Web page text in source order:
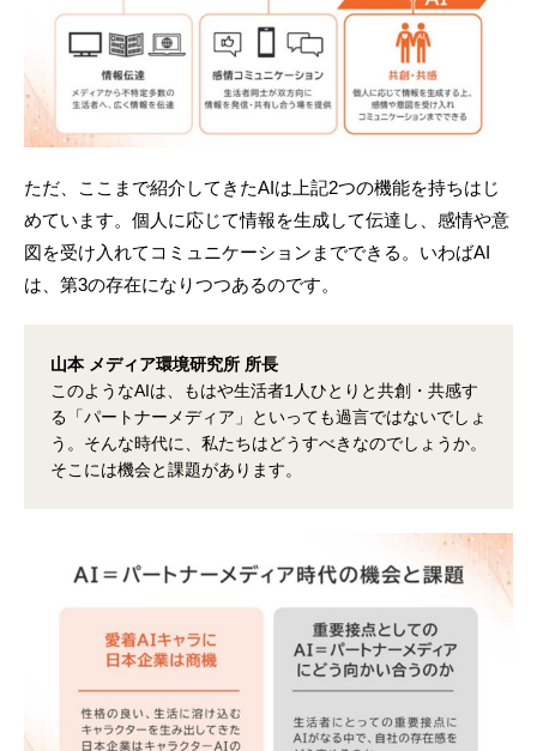
ただ、ここまで紹介してきたAIは上記2つの機能を持ちはじ
めています。個人に応じて情報を生成して伝達し、感情や意
図を受け入れてコミュニケーションまでできる。いわばAI
は、第3の存在になりつつあるのです。
山本 メディア環境研究所 所長
このようなAIは、もはや生活者1人ひとりと共創・共感す
る「パートナーメディア」といっても過言ではないでしょ
う。そんな時代に、私たちはどうすべきなのでしょうか。
そこには機会と課題があります。